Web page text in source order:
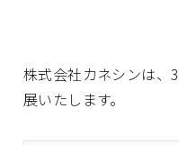
株式会社カネシンは、
展いたします。